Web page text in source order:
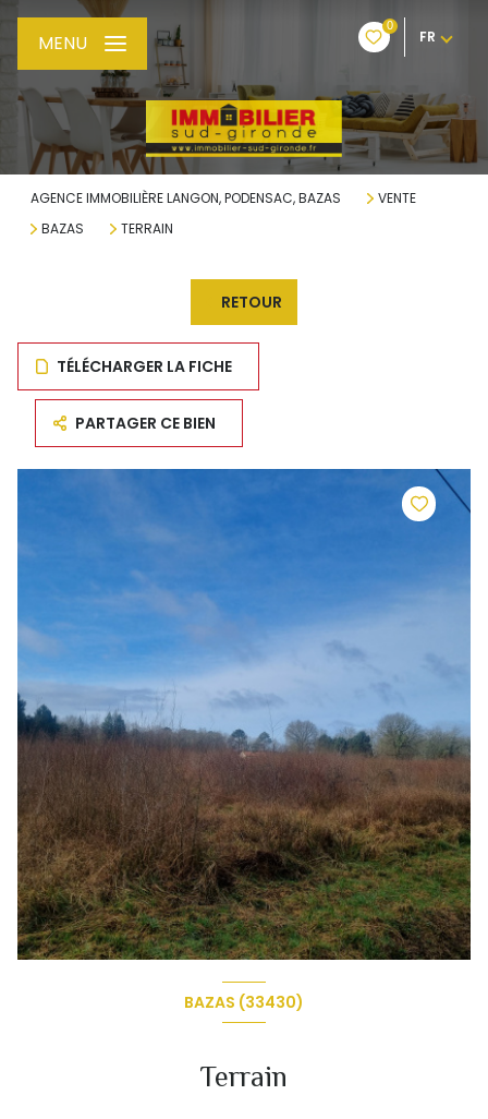
0
FR
MENU
AGENCE IMMOBILIÈRE LANGON, PODENSAC, BAZAS
VENTE
BAZAS
TERRAIN
RETOUR
TÉLÉCHARGER LA FICHE
PARTAGER CE BIEN
BAZAS (33430)
Terrain